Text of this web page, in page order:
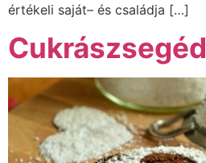
értékeli saját– és családja […]
Cukrászsegéd